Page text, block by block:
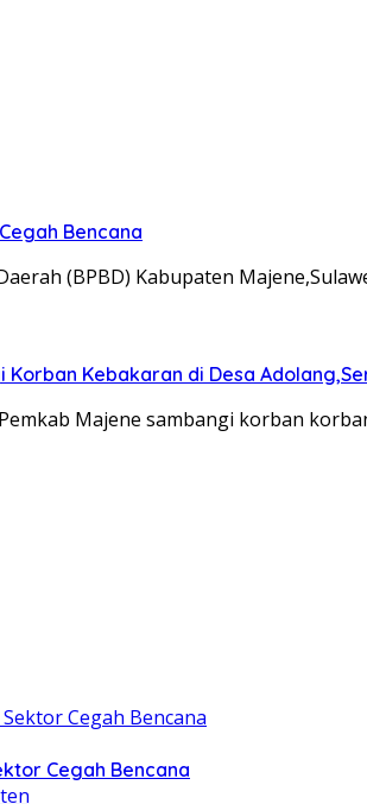
Bencana
(BPBD) Kabupaten
Kebakaran di Desa
Majene sambangi korban
Cegah Bencana